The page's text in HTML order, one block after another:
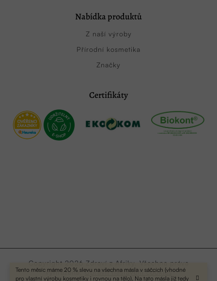
Tento měsíc máme 20 % slevu na všechna másla v sáčcích (vhodné
pro vlastní výrobu kosmetiky i rovnou na tělo). Na tato másla již tedy
Nabídka produktů
Z naší výroby
Přírodní kosmetika
Značky
Certifikáty
Copyright 2026 Zdraví z Afriky . Všechna práva
vyhrazena.Upravit nastavení cookies